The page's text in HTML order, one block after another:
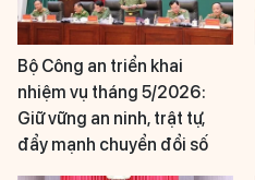
Bộ Công an triển khai
nhiệm vụ tháng 5/2026:
Giữ vững an ninh, trật tự,
đẩy mạnh chuyển đổi số